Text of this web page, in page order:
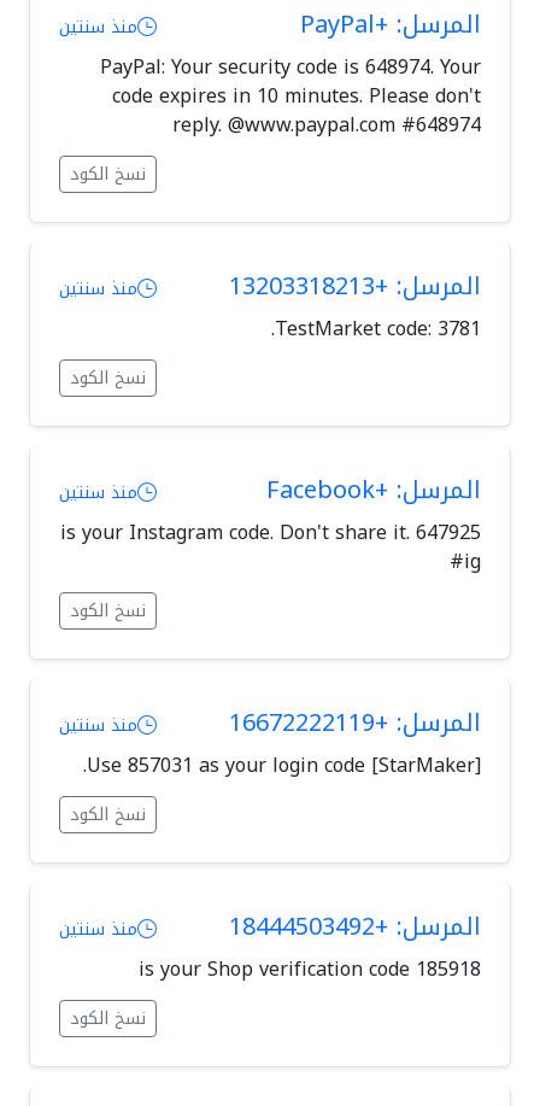
المرسل: +PayPal منذ سنتين
PayPal: Your security code is 648974. Your
code expires in 10 minutes. Please don't
reply. @www.paypal.com #648974
نسخ الكود
المرسل: +13203318213 منذ سنتين
TestMarket code: 3781.
نسخ الكود
المرسل: +Facebook منذ سنتين
647925 is your Instagram code. Don't share it.
#ig
نسخ الكود
المرسل: +16672222119 منذ سنتين
[StarMaker] Use 857031 as your login code.
نسخ الكود
المرسل: +18444503492 منذ سنتين
185918 is your Shop verification code
نسخ الكود